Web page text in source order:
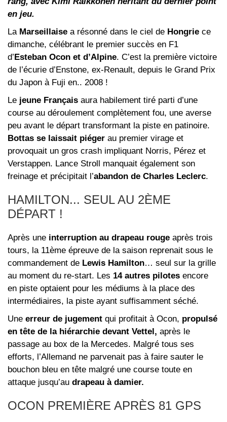
en jeu.
La Marseillaise a résonné dans le ciel de Hongrie ce
dimanche, célébrant le premier succès en F1
d’Esteban Ocon et d’Alpine. C’est la première victoire
de l’écurie d’Enstone, ex-Renault, depuis le Grand Prix
du Japon à Fuji en.. 2008 !
Le jeune Français aura habilement tiré parti d’une
course au déroulement complètement fou, une averse
peu avant le départ transformant la piste en patinoire.
Bottas se laissait piéger au premier virage et
provoquait un gros crash impliquant Norris, Pérez et
Verstappen. Lance Stroll manquait également son
freinage et précipitait l’abandon de Charles Leclerc.
HAMILTON... SEUL AU 2ÈME
DÉPART !
Après une interruption au drapeau rouge après trois
tours, la 11ème épreuve de la saison reprenait sous le
commandement de Lewis Hamilton… seul sur la grille
au moment du re-start. Les 14 autres pilotes encore
en piste optaient pour les médiums à la place des
intermédiaires, la piste ayant suffisamment séché.
Une erreur de jugement qui profitait à Ocon, propulsé
en tête de la hiérarchie devant Vettel, après le
passage au box de la Mercedes. Malgré tous ses
efforts, l’Allemand ne parvenait pas à faire sauter le
bouchon bleu en tête malgré une course toute en
attaque jusqu’au drapeau à damier.
OCON PREMIÈRE APRÈS 81 GPS